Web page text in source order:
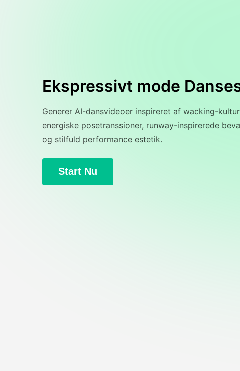
Ekspressivt mode
Generer AI-dansvideoer inspireret af wacking-
energiske posetranssioner, runway-inspirerede
og stilfuld performance estetik.
Start Nu